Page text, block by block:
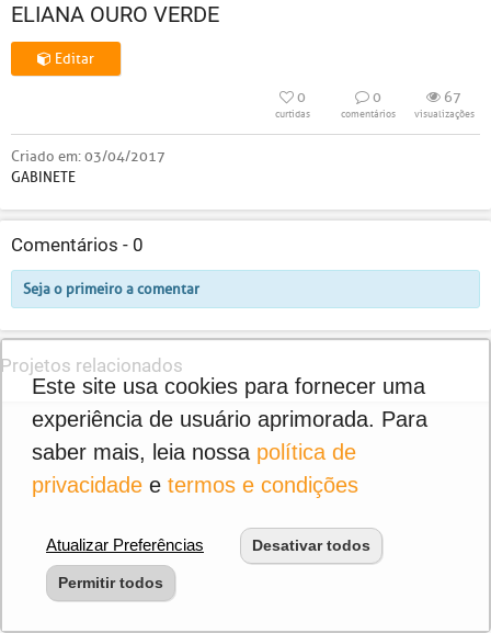
ELIANA OURO VERDE
Editar
0
curtidas
0
comentários
67
visualizações
Criado em:03/04/2017
GABINETE
Comentários - 0
Seja o primeiro a comentar
Projetos relacionados
Este site usa cookies para fornecer uma
experiência de usuário aprimorada. Para
saber mais, leia nossa política de
privacidadee termos e condições
Atualizar Preferências Desativar todos
Permitir todos